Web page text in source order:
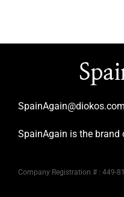
SpainAgain@diokos.com
SpainAgain is the brand
Company Registration # : 449-